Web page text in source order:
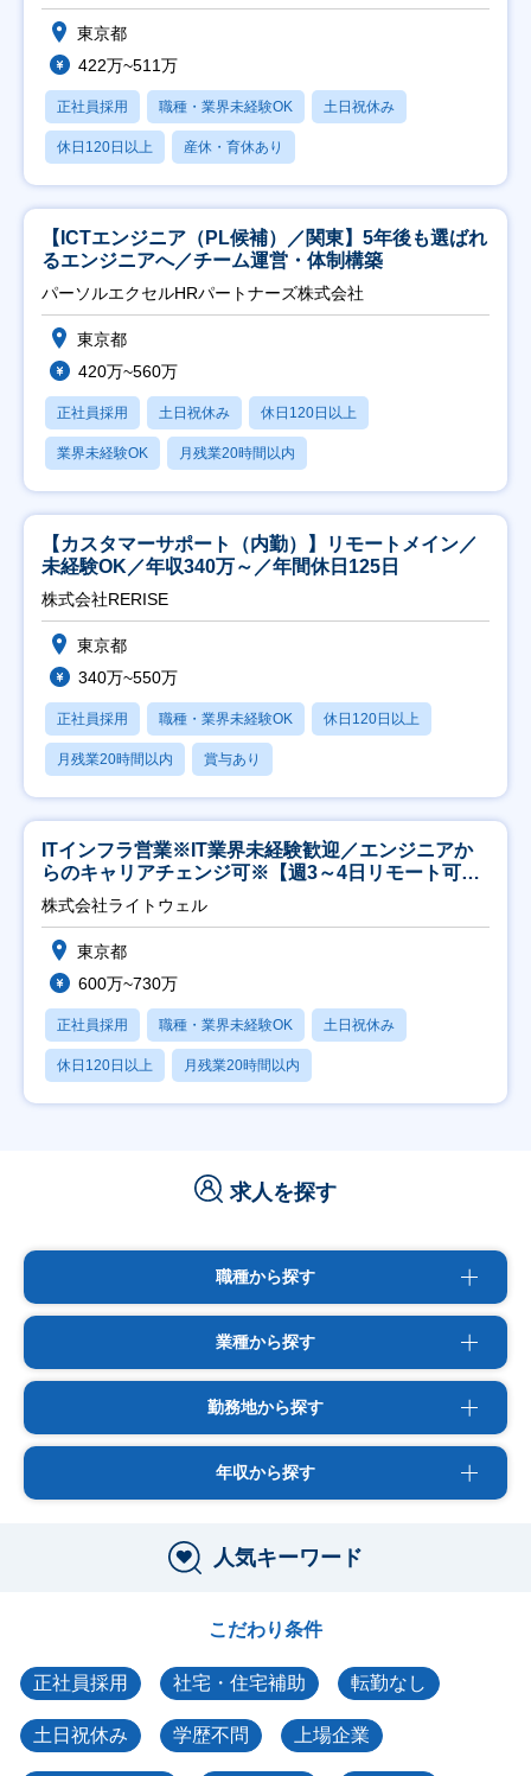
東京都
422万~511万
正社員採用 職種・業界未経験OK 土日祝休み
休日120日以上 産休・育休あり
【ICTエンジニア（PL候補）／関東】5年後も選ばれ
るエンジニアへ／チーム運営・体制構築
パーソルエクセルHRパートナーズ株式会社
東京都
420万~560万
正社員採用 土日祝休み 休日120日以上
業界未経験OK 月残業20時間以内
【カスタマーサポート（内勤）】リモートメイン／
未経験OK／年収340万～／年間休日125日
株式会社RERISE
東京都
340万~550万
正社員採用 職種・業界未経験OK 休日120日以上
月残業20時間以内 賞与あり
ITインフラ営業※IT業界未経験歓迎／エンジニアか
らのキャリアチェンジ可※【週3～4日リモート可
能】
株式会社ライトウェル
東京都
600万~730万
正社員採用 職種・業界未経験OK 土日祝休み
休日120日以上 月残業20時間以内
求人を探す
職種から探す
業種から探す
勤務地から探す
年収から探す
人気キーワード
こだわり条件
正社員採用 社宅・住宅補助 転勤なし
土日祝休み 学歴不問 上場企業